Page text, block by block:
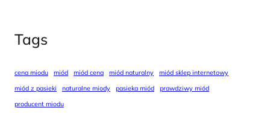
Tags
cena miodu miód miód cena miód naturalny
miód sklep internetowy
miód z pasieki
naturalne miody pasieka miód
prawdziwy miód
producent miodu